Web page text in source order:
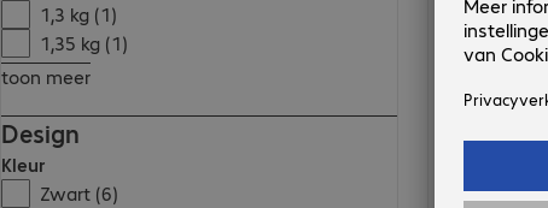
1,3 kg (1)
1,35 kg (1)
toon meer
Design
Kleur
Zwart (6)